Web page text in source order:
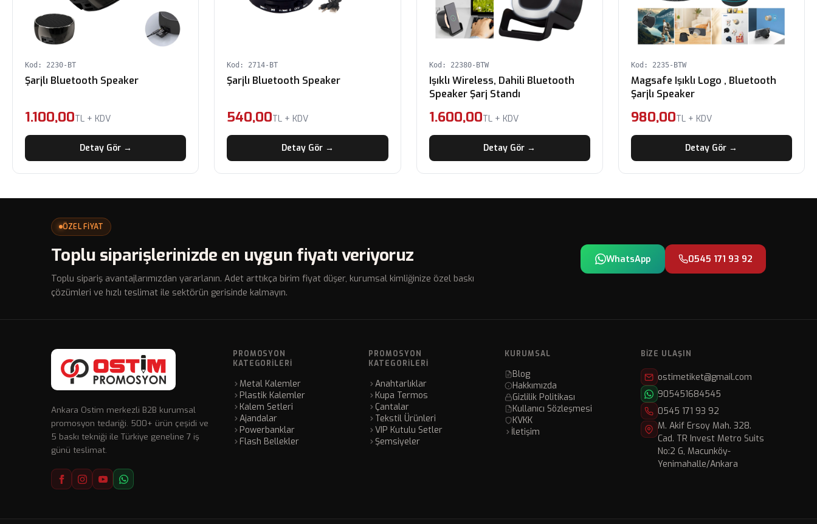
Kod: 2230-BT
Şarjlı Bluetooth Speaker
1.100,00TL + KDV
Detay Gör →
Kod: 2714-BT
Şarjlı Bluetooth Speaker
540,00TL + KDV
Detay Gör →
Kod: 22380-BTW
Işıklı Wireless, Dahili Bluetooth
Speaker Şarj Standı
1.600,00TL + KDV
Detay Gör →
Kod: 2235-BTW
Magsafe Işıklı Logo , Bluetooth
Şarjlı Speaker
980,00TL + KDV
Detay Gör →
ÖZEL FİYAT
Toplu siparişlerinizde en uygun fiyatı veriyoruz
Toplu sipariş avantajlarımızdan yararlanın. Adet arttıkça birim fiyat düşer, kurumsal kimliğinize özel baskı
çözümleri ve hızlı teslimat ile sektörün gerisinde kalmayın.
WhatsApp 0545 171 93 92
Ankara Ostim merkezli B2B kurumsal
promosyon tedariği. 500+ ürün çeşidi ve
5 baskı tekniği ile Türkiye geneline 7 iş
günü teslimat.
PROMOSYON
KATEGORILERI
Metal Kalemler
Plastik Kalemler
Kalem Setleri
Ajandalar
Powerbanklar
Flash Bellekler
PROMOSYON
KATEGORILERI
Anahtarlıklar
Kupa Termos
Çantalar
Tekstil Ürünleri
VIP Kutulu Setler
Şemsiyeler
KURUMSAL
Blog
Hakkımızda
Gizlilik Politikası
Kullanıcı Sözleşmesi
KVKK
İletişim
BIZE ULAŞIN
ostimetiket@gmail.com
905451684545
0545 171 93 92
M. Akif Ersoy Mah. 328.
Cad. TR Invest Metro Suits
No:2 G, Macunköy-
Yenimahalle/Ankara